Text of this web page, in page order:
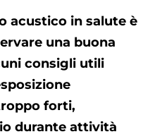
acustico in salute è
una buona
consigli utili
forti,
durante attività